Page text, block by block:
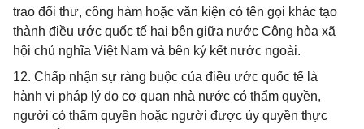
trao đổi thư, công hàm hoặc văn kiện có tên gọi khác tạo
thành điều ước quốc tế hai bên giữa nước Cộng hòa xã
hội chủ nghĩa Việt Nam và bên ký kết nước ngoài.
12. Chấp nhận sự ràng buộc của điều ước quốc tế là
hành vi pháp lý do cơ quan nhà nước có thẩm quyền,
người có thẩm quyền hoặc người được ủy quyền thực